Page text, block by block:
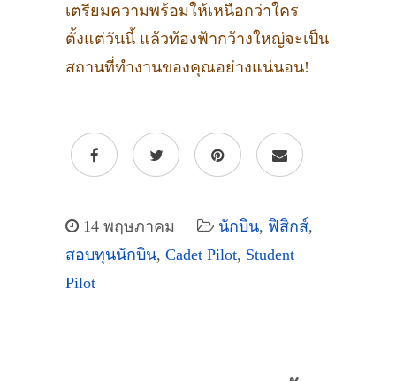
เตรียมความพร้อมให้เหนือกว่าใคร
ตั้งแต่วันนี้ แล้วท้องฟ้ากว้างใหญ่จะเป็น
สถานที่ทำงานของคุณอย่างแน่นอน!
14 พฤษภาคม นักบิน, ฟิสิกส์,
สอบทุนนักบิน, Cadet Pilot, Student
Pilot